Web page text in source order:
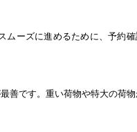
ーズに進めるために、予約
です。重い荷物や特大の荷